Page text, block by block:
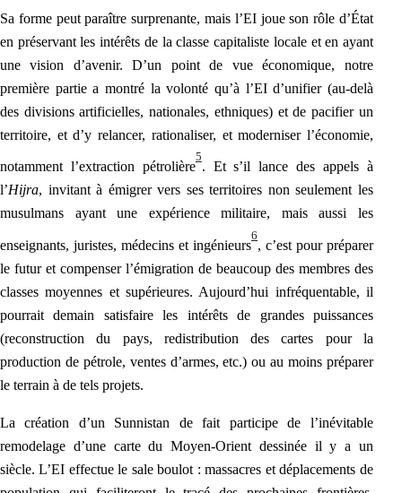
Sa forme peut paraître surprenante, mais l’EI joue son rôle d’État
en préservant les intérêts de la classe capitaliste locale et en ayant
une vision d’avenir. D’un point de vue économique, notre
première partie a montré la volonté qu’à l’EI d’unifier (au-delà
des divisions artificielles, nationales, ethniques) et de pacifier un
territoire, et d’y relancer, rationaliser, et moderniser l’économie,
notamment l’extraction pétrolière
5
. Et s’il lance des appels à
l’Hijra, invitant à émigrer vers ses territoires non seulement les
musulmans ayant une expérience militaire, mais aussi les
enseignants, juristes, médecins et ingénieurs
6
, c’est pour préparer
le futur et compenser l’émigration de beaucoup des membres des
classes moyennes et supérieures. Aujourd’hui infréquentable, il
pourrait demain satisfaire les intérêts de grandes puissances
(reconstruction du pays, redistribution des cartes pour la
production de pétrole, ventes d’armes, etc.) ou au moins préparer
le terrain à de tels projets.
La création d’un Sunnistan de fait participe de l’inévitable
remodelage d’une carte du Moyen-Orient dessinée il y a un
siècle. L’EI effectue le sale boulot : massacres et déplacements de